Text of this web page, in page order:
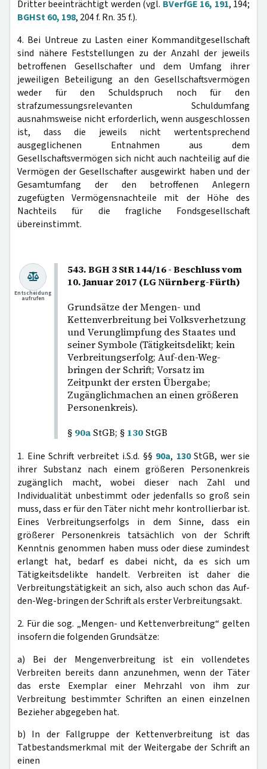
Dritter beeinträchtigt werden (vgl. BVerfGE 16, 191, 194;
BGHSt 60, 198, 204 f. Rn. 35 f.).
4. Bei Untreue zu Lasten einer Kommanditgesellschaft
sind nähere Feststellungen zu der Anzahl der jeweils
betroffenen Gesellschafter und dem Umfang ihrer
jeweiligen Beteiligung an den Gesellschaftsvermögen
weder für den Schuldspruch noch für den
strafzumessungsrelevanten Schuldumfang
ausnahmsweise nicht erforderlich, wenn ausgeschlossen
ist, dass die jeweils nicht wertentsprechend
ausgeglichenen Entnahmen aus dem
Gesellschaftsvermögen sich nicht auch nachteilig auf die
Vermögen der Gesellschafter ausgewirkt haben und der
Gesamtumfang der den betroffenen Anlegern
zugefügten Vermögensnachteile mit der Höhe des
Nachteils für die fragliche Fondsgesellschaft
übereinstimmt.
543. BGH 3 StR 144/16 - Beschluss vom
10. Januar 2017 (LG Nürnberg-Fürth)
Grundsätze der Mengen- und
Kettenverbreitung bei Volksverhetzung
und Verunglimpfung des Staates und
seiner Symbole (Tätigkeitsdelikt; kein
Verbreitungserfolg; Auf-den-Weg-
bringen der Schrift; Vorsatz im
Zeitpunkt der ersten Übergabe;
Zugänglichmachen an einen größeren
Personenkreis).
§ 90a StGB; § 130 StGB
Entscheidung
aufrufen
1. Eine Schrift verbreitet i.S.d. §§ 90a, 130StGB, wer sie
ihrer Substanz nach einem größeren Personenkreis
zugänglich macht, wobei dieser nach Zahl und
Individualität unbestimmt oder jedenfalls so groß sein
muss, dass er für den Täter nicht mehr kontrollierbar ist.
Eines Verbreitungserfolgs in dem Sinne, dass ein
größerer Personenkreis tatsächlich von der Schrift
Kenntnis genommen haben muss oder diese zumindest
erlangt hat, bedarf es dabei nicht, da es sich um
Tätigkeitsdelikte handelt. Verbreiten ist daher die
Verbreitungstätigkeit an sich, also auch schon das Auf-
den-Weg-bringen der Schrift als erster Verbreitungsakt.
2. Für die sog. „Mengen- und Kettenverbreitung“ gelten
insofern die folgenden Grundsätze:
a) Bei der Mengenverbreitung ist ein vollendetes
Verbreiten bereits dann anzunehmen, wenn der Täter
das erste Exemplar einer Mehrzahl von ihm zur
Verbreitung bestimmter Schriften an einen einzelnen
Bezieher abgegeben hat.
b) In der Fallgruppe der Kettenverbreitung ist das
Tatbestandsmerkmal mit der Weitergabe der Schrift an
einen